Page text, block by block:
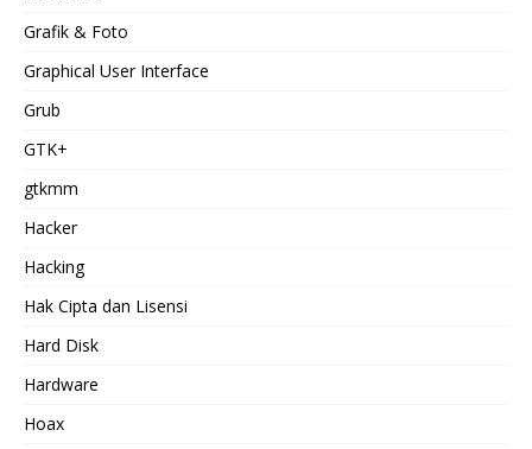
Grafik & Foto
Graphical User Interface
Grub
GTK+
gtkmm
Hacker
Hacking
Hak Cipta dan Lisensi
Hard Disk
Hardware
Hoax